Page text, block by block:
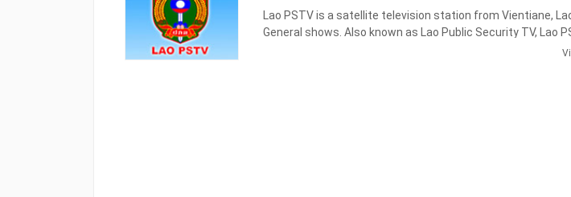
Lao PSTV is a satellite television station from Vientiane,
General shows. Also known as Lao Public Security TV, Lao
the Ministry of Public Security (MPS), a state run agency of